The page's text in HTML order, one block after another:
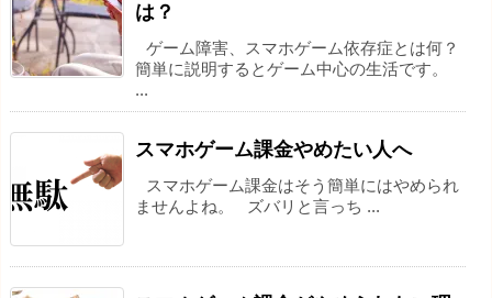
は？
ゲーム障害、スマホゲーム依存症とは何？
簡単に説明するとゲーム中心の生活です。
...
スマホゲーム課金やめたい人へ
スマホゲーム課金はそう簡単にはやめられ
ませんよね。 ズバリと言っち ...